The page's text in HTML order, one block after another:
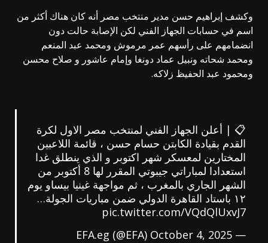
وكشف إبراهيم حسن مدير منتخب مصر أنه كان هناك أكثر من
اسم في حسابات الجهاز الفني لكن الإصابة حالت دون
انضمامهم على رأسهم عمر مرموش ومحمد عبد المنعم
ومحمد شحاته ونبيل عماد دونغا وإمام عاشور و صلاح محسن
ومحمود عبد الحفيظ زلاكه.
📋 | أعلن الجهاز الفني لمنتخب مصر الاول لكرة
القدم بقيادة الكابتن حسام حسن ، قائمة اللاعبين
المختارين لمعسكر شهر اكتوبر و الذي ينطلق غدا
استعدادا لمباراتي جيبوتي المقرر لها 8 أكتوبر من
الشهر الجاري بالمغرب ، ثم مواجهة غينيا بيساو يوم
١٢ باستاد القاهرة الدولي ضمن مباريات الجولة…
pic.twitter.com/VQdQlUxvJ7
— EFA.eg (@EFA)
October 4, 2025